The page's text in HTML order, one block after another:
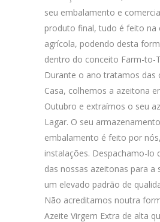
seu embalamento e
produto final, tudo é feito na
agrícola, podendo desta
dentro do conceito Farm-to-
Durante o ano tratamos das
Casa, colhemos a azeitona
Outubro e extraímos o seu
Lagar. O seu
embalamento é feito por
instalações. Despachamo-lo
das nossas azeitonas para a
um elevado padrão de
Não acreditamos noutra
Azeite Virgem Extra de alta